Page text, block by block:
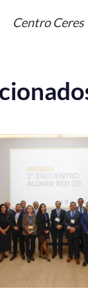
Centro Ceres